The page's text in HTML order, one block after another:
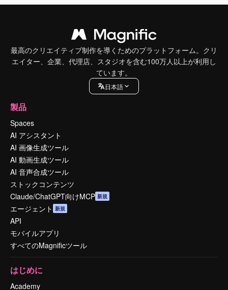
最高のクリエイティブ制作を導くためのプラットフォーム。クリ
エイター、企業、代理店、スタジオを含む100万人以上が利用し
ています。
日本語
製品
Spaces
AI アシスタント
AI 画像生成ツール
AI 動画生成ツール
AI 音声合成ツール
ストックコンテンツ
Claude/ChatGPT向けMCP 新規
エージェント 新規
API
モバイルアプリ
すべてのMagnificツール
はじめに
Academy